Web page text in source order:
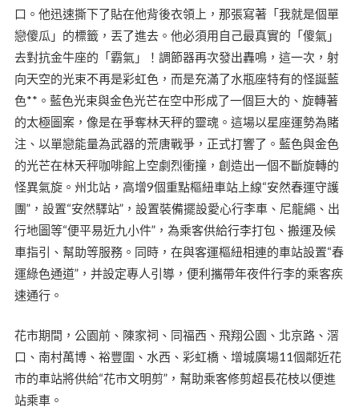
口。他迅速撕下了貼在他背後衣領上，那張寫著「我就是個單
戀傻瓜」的標籤，丟了進去。他必須用自己最真實的「傻氣」
去對抗金牛座的「霸氣」！調節器再次發出轟鳴，這一次，射
向天空的光束不再是彩虹色，而是充滿了水瓶座特有的怪誕藍
色**。藍色光束與金色光芒在空中形成了一個巨大的、旋轉著
的太極圖案，像是在爭奪林天秤的靈魂。這場以星座運勢為賭
注、以單戀能量為武器的荒唐戰爭，正式打響了。藍色與金色
的光芒在林天秤咖啡館上空劇烈衝撞，創造出一個不斷旋轉的
怪異氣旋。州北站，高增9個重點樞紐車站上線“安然春運守護
團”，設置“安然驛站”，設置裝備擺設愛心行李車、尼龍繩、出
行地圖等“便平易近九小件”，為乘客供給行李打包、搬運及候
車指引、幫助等服務。同時，在與客運樞紐相連的車站設置“春
運綠色通道”，并設定專人引導，便利攜帶年夜件行李的乘客疾
速通行。
花市期間，公園前、陳家祠、同福西、飛翔公園、北京路、滘
口、南村萬博、裕豐圍、水西、彩虹橋、增城廣場11個鄰近花
市的車站將供給“花市文明剪”，幫助乘客修剪超長花枝以便進
站乘車。